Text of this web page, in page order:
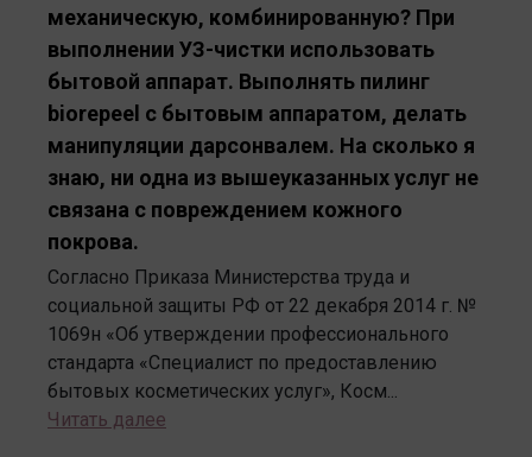
механическую, комбинированную? При
выполнении УЗ-чистки использовать
бытовой аппарат. Выполнять пилинг
biorepeel с бытовым аппаратом, делать
манипуляции дарсонвалем. На сколько я
знаю, ни одна из вышеуказанных услуг не
связана с повреждением кожного
покрова.
Согласно Приказа Министерства труда и
социальной защиты РФ от 22 декабря 2014 г. №
1069н «Об утверждении профессионального
стандарта «Специалист по предоставлению
бытовых косметических услуг», Косм...
Читать далее